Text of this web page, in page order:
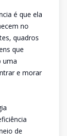
é que ela
no
quadros
que
uma
e morar
de